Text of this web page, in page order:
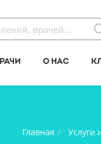
О нас
Главная Услуги